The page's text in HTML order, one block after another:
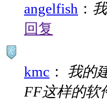
angelfish ：
回复
kmc ：
我的
FF这样的软